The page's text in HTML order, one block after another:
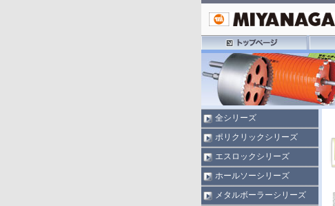
全シリーズ
ポリクリックシリーズ
エスロックシリーズ
ホールソーシリーズ
メタルボーラーシリーズ